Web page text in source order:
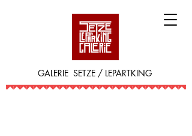
GALERIE SETZE / LEPARTKING